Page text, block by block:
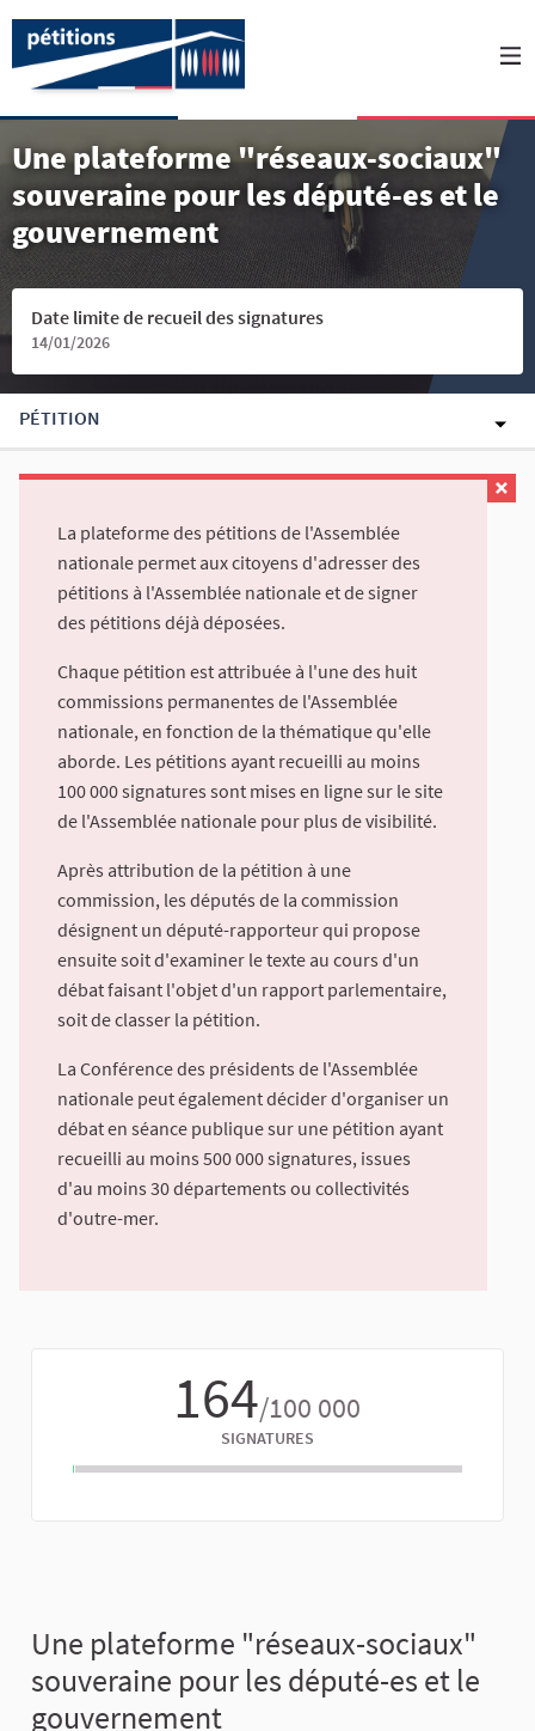
Une plateforme "réseaux-sociaux"
souveraine pour les député-es et le
gouvernement
Date limite de recueil des signatures
14/01/2026
PÉTITION
La plateforme des pétitions de l'Assemblée
nationale permet aux citoyens d'adresser des
pétitions à l'Assemblée nationale et de signer
des pétitions déjà déposées.
Chaque pétition est attribuée à l'une des huit
commissions permanentes de l'Assemblée
nationale, en fonction de la thématique qu'elle
aborde. Les pétitions ayant recueilli au moins
100 000 signatures sont mises en ligne sur le site
de l'Assemblée nationale pour plus de visibilité.
Après attribution de la pétition à une
commission, les députés de la commission
désignent un député-rapporteur qui propose
ensuite soit d'examiner le texte au cours d'un
débat faisant l'objet d'un rapport parlementaire,
soit de classer la pétition.
La Conférence des présidents de l'Assemblée
nationale peut également décider d'organiser un
débat en séance publique sur une pétition ayant
recueilli au moins 500 000 signatures, issues
d'au moins 30 départements ou collectivités
d'outre-mer.
164/100 000
SIGNATURES
Une plateforme "réseaux-sociaux"
souveraine pour les député-es et le
gouvernement